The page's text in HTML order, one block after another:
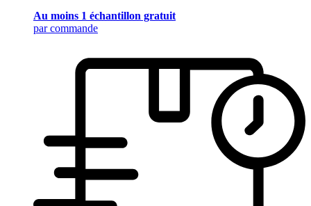
Au moins 1 échantillon gratuit
par commande